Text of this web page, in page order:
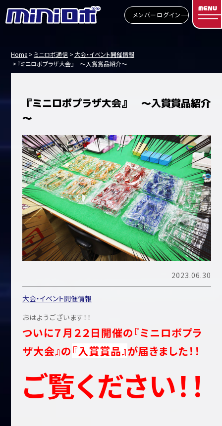
メンバーログイン
MENU
Home ミニロボ通信
大会・イベント開催情報
『ミニロボプラザ大会』 ～入賞賞品紹介～
『ミニロボプラザ大会』 ～入賞賞品紹介
～
2023.06.30
大会・イベント開催情報
おはようございます！！
ついに７月２２日開催の『ミニロボプラ
ザ大会』の 『入賞賞品』が届きました！！
ご覧ください！！